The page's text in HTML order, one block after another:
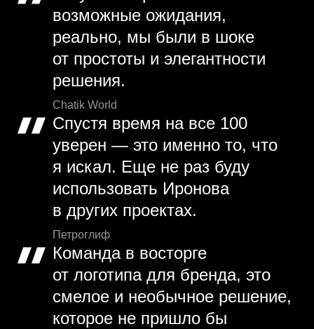
возможные ожидания,
реально, мы были в шоке
от простоты и элегантности
решения.
Chatik World
Спустя время на все 100
уверен — это именно то, что
я искал. Еще не раз буду
использовать Иронова
в других проектах.
Петроглиф
Команда в восторге
от логотипа для бренда, это
смелое и необычное решение,
которое не пришло бы